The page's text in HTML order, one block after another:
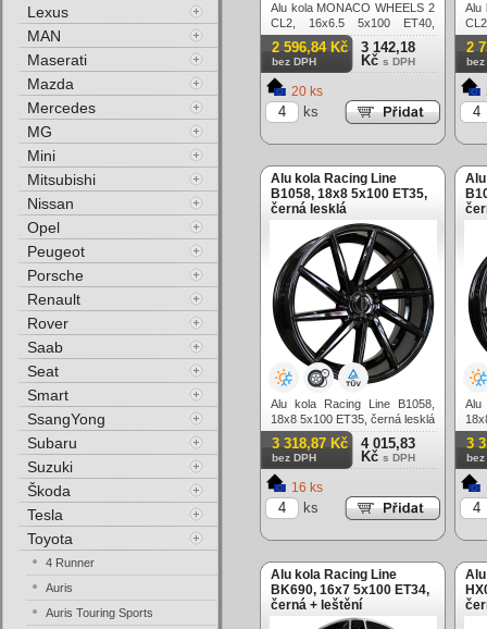
Alu kola MONACO WHEELS 2
CL2, 16x6.5 5x100 ET40,
stříbrná
2 596,84 Kč
bez DPH
3 142,18
Kč s DPH
20 ks
ks
Alu
2
bez
Alu kola Racing Line
B1058, 18x8 5x100 ET35,
černá lesklá
Alu kola Racing Line B1058,
18x8 5x100 ET35, černá lesklá
3 318,87 Kč
bez DPH
4 015,83
Kč s DPH
16 ks
ks
Alu
3
bez
Alu kola Racing Line
BK690, 16x7 5x100 ET34,
černá + leštění
Lexus
MAN
Maserati
Mazda
Mercedes
MG
Mini
Mitsubishi
Nissan
Opel
Peugeot
Porsche
Renault
Rover
Saab
Seat
Smart
SsangYong
Subaru
Suzuki
Škoda
Tesla
Toyota
4 Runner
Auris
Auris Touring Sports